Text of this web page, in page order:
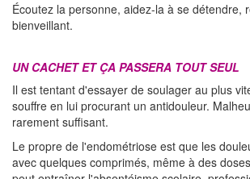
Écoutez la personne, aidez-la à se détendre,
bienveillant.
UN CACHET ET ÇA PASSERA TOUT SEUL
Il est tentant d'essayer de soulager au plus
souffre en lui procurant un antidouleur.
rarement suffisant.
Le propre de l'endométriose est que les
avec quelques comprimés, même à des